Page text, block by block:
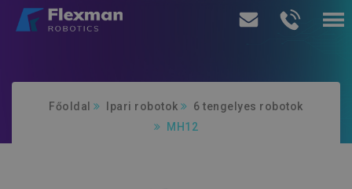
Termékeink
Főoldal Ipari robotok
6 tengelyes robotok
MH12